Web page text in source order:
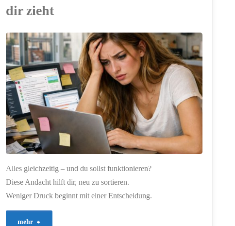
die
Wirklichkeit
verdrehen"
dir zieht
Alles gleichzeitig – und du sollst funktionieren?
Diese Andacht hilft dir, neu zu sortieren.
Weniger Druck beginnt mit einer Entscheidung.
mehr "929